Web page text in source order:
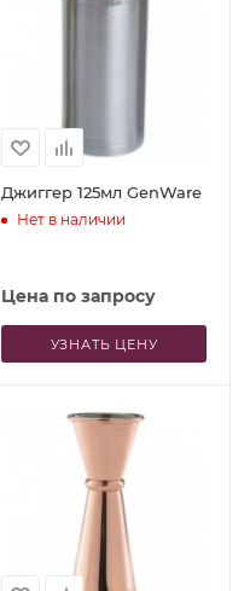
Джиггер 125мл GenWare
Нет в наличии
Цена по запросу
УЗНАТЬ ЦЕНУ